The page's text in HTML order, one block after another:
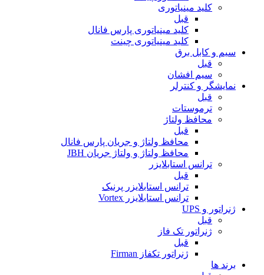
کلید مینیاتوری
قبل
کلید مینیاتوری پارس فانال
کلید مینیاتوری چینت
سیم و کابل برق
قبل
سیم افشان
نمایشگر و کنترلر
قبل
ترموستات
محافظ ولتاژ
قبل
محافظ ولتاژ و جریان پارس فانال
محافظ ولتاژ و ولتاژ جریان JBH
ترانس استابلایزر
قبل
ترانس استابلایزر پرنیک
ترانس استابلایزر Vortex
ژنراتور و UPS
قبل
ژنراتور تک فاز
قبل
ژنراتور تکفاز Firman
برند ها